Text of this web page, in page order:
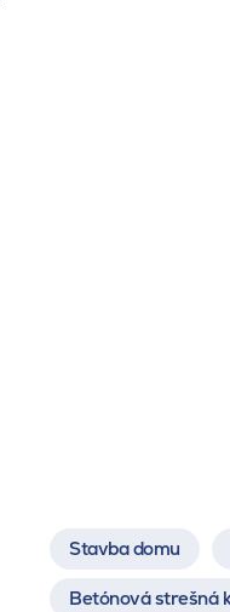
Stavba domu
Betónová strešná